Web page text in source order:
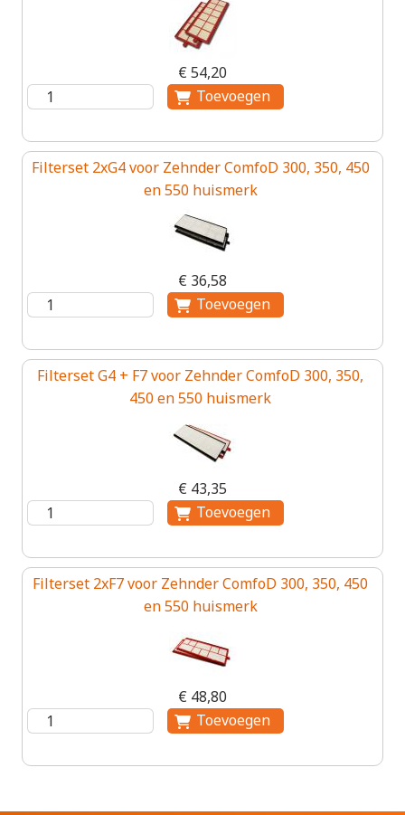
€ 54,20
Filterset 2xG4 voor Zehnder ComfoD 300, 350, 450
en 550 huismerk
€ 36,58
Filterset G4 + F7 voor Zehnder ComfoD 300, 350,
450 en 550 huismerk
€ 43,35
Filterset 2xF7 voor Zehnder ComfoD 300, 350, 450
en 550 huismerk
€ 48,80